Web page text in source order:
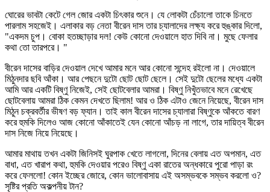
ঘোরের ভাবটা কেটে গেল জোর একটা চিৎকার শুনে। যে লোকটা চেঁচালো তাকে চিনতে
পারলাম সহজেই। এলাকার বড় নেতা বীরেন দাস তার চ্যালাদের লক্ষ্য করে হুঙ্কার দিলো,
"একদম চুপ। বোকা হতচ্ছাড়ার দল! কেউ কোনো দেওয়ালে হাত দিবি না। মুছে ফেলার
কথা তো তারপরে। "
বীরেন দাসের বাড়ির দেওয়াল দেখে আমার মনে আর কোনো সন্দেহ রইলো না। দেওয়ালে
মিঠুনদার ছবি আঁকা। আর পেছনে দুটো ছোট ছোট ছেলে। সেই দুটো ছেলের মধ্যে একটা
আমি আর একটি বিষ্ণু নিজেই, সেই ছোটবেলার আমরা। বিষ্ণু নিখুঁতভাবে মনে রেখেছে
ছোটবেলায় আমরা ঠিক কেমন দেখতে ছিলাম! আর ও ঠিক এটাও জেনে নিয়েছে, বীরেন দাস
মিঠুন চক্রবর্তীর ভীষণ বড় ফ্যান। তাই কাল বীরেন দাসের চ্যালারা বিষ্ণুকে আঁকতে বারণ
করে হুমকি দিলেও আজ কোনো আঁকাতেই যেন কোনো আঁচড় না লাগে, তার দায়িত্ব বীরেন
দাস নিজে নিয়ে নিয়েছে।
আমার মাথায় তখন একটা জিনিসই ঘুরপাক খেতে লাগলো, দিনের বেলায় এত অপমান, এত
বাধা, এত খারাপ কথা, হুমকি দেওয়ার পরেও বিষ্ণু একা রাতের অন্ধকারে পুরো পাড়া রং
করে ফেললো! কোন ইচ্ছের জোরে, কোন ভালোবাসায় এই অসম্ভবকে সম্ভব করলো ও?
সৃষ্টির প্রতি অকল্পনীয় টান?